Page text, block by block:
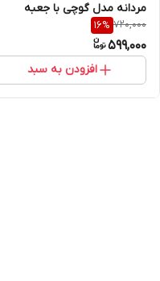
مردانه مدل گوچی با جعبه
هاردباکس
720,000
16%
599,000
افزودن به سبد